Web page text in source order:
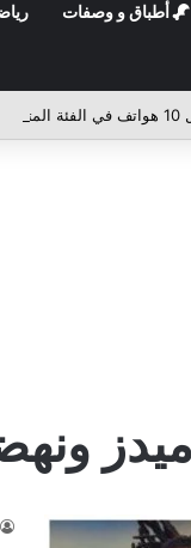
أطباق و وصفات